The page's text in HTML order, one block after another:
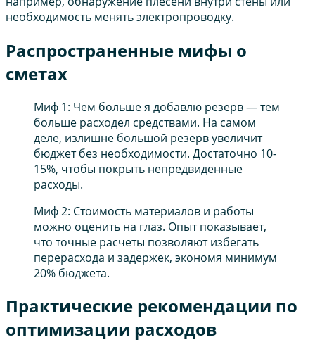
необходимость менять электропроводку.
Распространенные мифы о
сметах
Миф 1: Чем больше я добавлю резерв — тем
больше расходел средствами. На самом
деле, излишне большой резерв увеличит
бюджет без необходимости. Достаточно 10-
15%, чтобы покрыть непредвиденные
расходы.
Миф 2: Стоимость материалов и работы
можно оценить на глаз. Опыт показывает,
что точные расчеты позволяют избегать
перерасхода и задержек, экономя минимум
20% бюджета.
Практические рекомендации по
оптимизации расходов